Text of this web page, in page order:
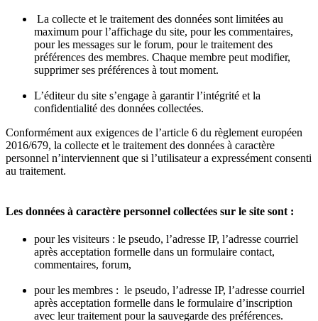
La collecte et le traitement des données sont limitées au
maximum pour l’affichage du site, pour les commentaires,
pour les messages sur le forum, pour le traitement des
préférences des membres. Chaque membre peut modifier,
supprimer ses préférences à tout moment.
L’éditeur du site s’engage à garantir l’intégrité et la
confidentialité des données collectées.
Conformément aux exigences de l’article 6 du règlement européen
2016/679, la collecte et le traitement des données à caractère
personnel n’interviennent que si l’utilisateur a expressément consenti
au traitement.
Les données à caractère personnel collectées sur le site sont :
pour les visiteurs : le pseudo, l’adresse IP, l’adresse courriel
après acceptation formelle dans un formulaire contact,
commentaires, forum,
pour les membres : le pseudo, l’adresse IP, l’adresse courriel
après acceptation formelle dans le formulaire d’inscription
avec leur traitement pour la sauvegarde des préférences.